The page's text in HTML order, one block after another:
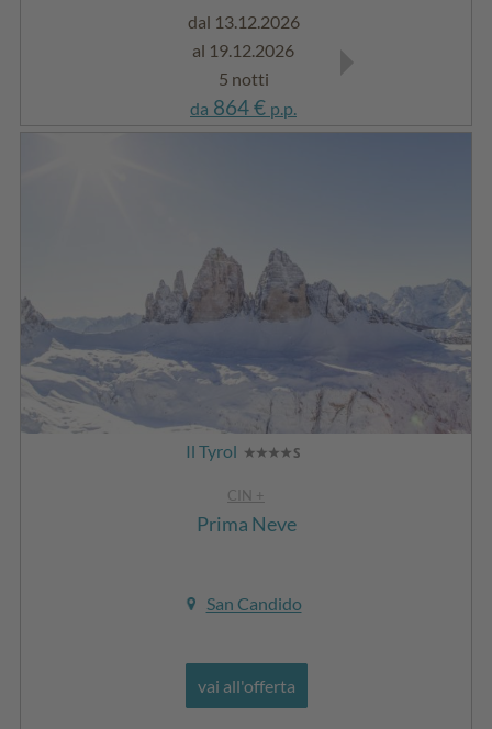
dal 13.12.2026
al 19.12.2026
5 notti
da 864 € p.p.
Il Tyrol
CIN +
Prima Neve
San Candido
vai all'offerta